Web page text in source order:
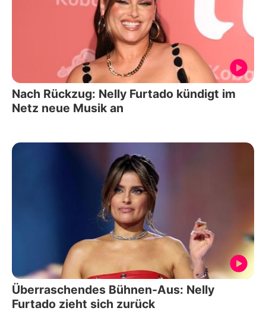
Nach Rückzug: Nelly Furtado kündigt im
Netz neue Musik an
Überraschendes Bühnen-Aus: Nelly
Furtado zieht sich zurück